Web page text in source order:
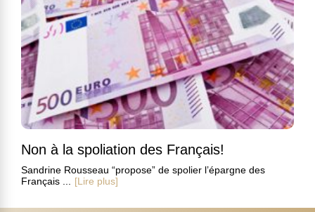
Non à la spoliation des Français!
Sandrine Rousseau “propose” de spolier l’épargne des
Français ...
[Lire plus]